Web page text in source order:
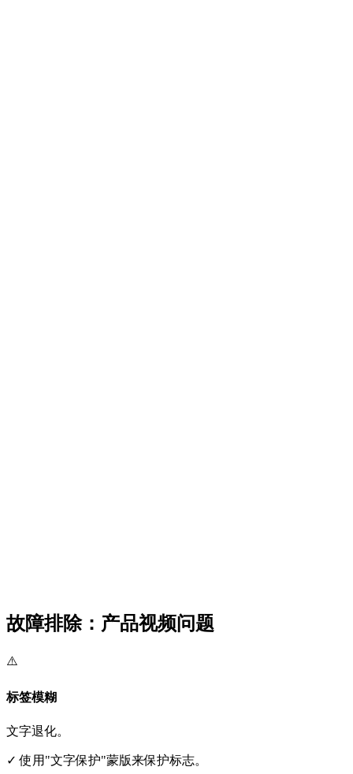
故障排除：产品视频问题
⚠️
标签模糊
文字退化。
✓使用"文字保护"蒙版来保护标志。